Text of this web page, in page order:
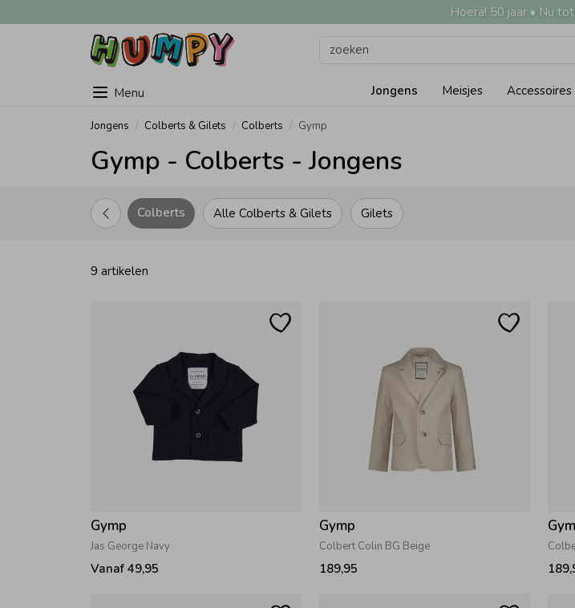
Hoera! 50 jaar • Nu
Menu Jongens Meisjes Accessoires
Jongens Colberts & Gilets Colberts Gymp
Gymp - Colberts - Jongens
Alle Colberts & Gilets
Colberts Gilets
9 artikelen
Gymp
Jas George Navy
Vanaf 49,95
Gymp
Colbert Colin BG Beige
189,95